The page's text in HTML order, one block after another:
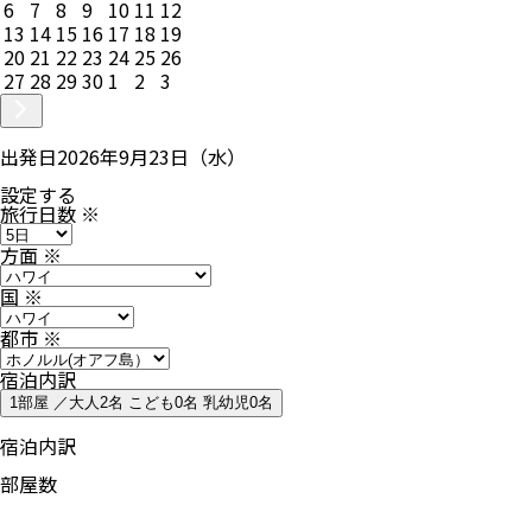
6 7 8 9 10 11 12
13 14 15 16 17 18 19
20 21 22 23 24 25 26
27 28 2930 1 2 3
出発日2026年9月23日（水）
設定する
旅行日数 ※
方面※
国※
都市※
宿泊内訳
1部屋 ／大人2名 こども0名 乳幼児0名
宿泊内訳
部屋数